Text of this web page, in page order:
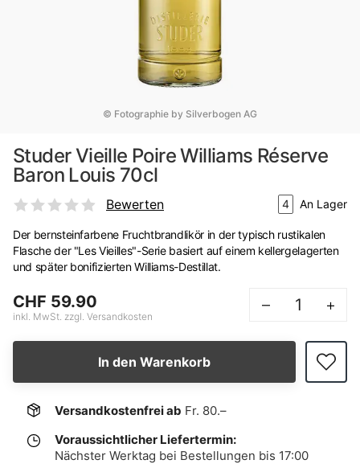
© Fotographie by Silverbogen AG
Studer Vieille Poire Williams Réserve
Baron Louis 70cl
Bewerten 4 An Lager
Der bernsteinfarbene Fruchtbrandlikör in der typisch rustikalen
Flasche der "Les Vieilles"-Serie basiert auf einem kellergelagerten
und später bonifizierten Williams-Destillat.
CHF 59.90
inkl. MwSt. zzgl. Versandkosten
– +
In den Warenkorb
Versandkostenfrei ab Fr. 80.–
Voraussichtlicher Liefertermin:
Nächster Werktag bei Bestellungen bis 17:00